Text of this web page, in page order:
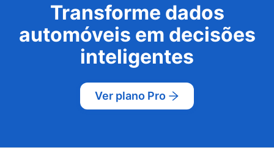
Transforme dados
automóveis em decisões
inteligentes
Ver plano Pro